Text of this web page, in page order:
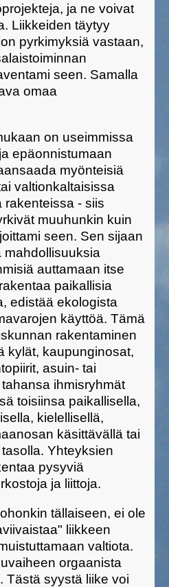
ja ne voivat
Liikkeiden täytyy
pyrkimyksiä vastaan,
seen. Samalla
omaa
on useimmissa
epäonnistumaan
myönteisiä
valtionkaltaisissa
rakenteissa - siis
muuhunkin kuin
seen. Sen sijaan
mahdollisuuksia
auttamaan itse
paikallisia
edistää ekologista
käyttöä. Tämä
rakentaminen
kylät, kaupunginosat,
asuin- tai
ihmisryhmät
toisiinsa paikallisella,
kielellisellä,
käsittävällä tai
Yhteyksien
pysyviä
ja liittoja.
tällaiseen, ei ole
liikkeen
valtiota.
orgaanista
Tästä syystä liike voi